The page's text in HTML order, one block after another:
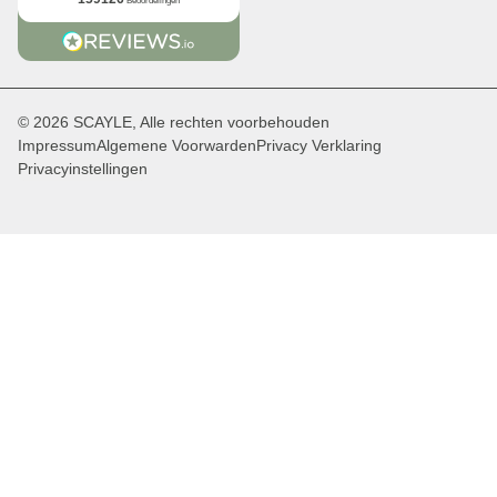
© 2026 SCAYLE, Alle rechten voorbehouden
ImpressumAlgemene VoorwardenPrivacy Verklaring
Privacyinstellingen